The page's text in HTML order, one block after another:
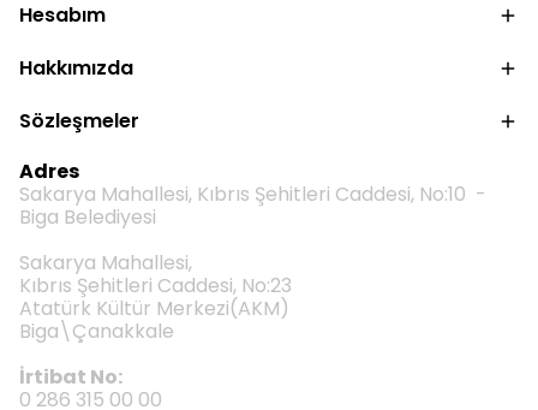
Hesabım
Hakkımızda
Sözleşmeler
Adres
Sakarya Mahallesi, Kıbrıs Şehitleri Caddesi, No:10 -
Biga Belediyesi
Sakarya Mahallesi,
Kıbrıs Şehitleri Caddesi, No:23
Atatürk Kültür Merkezi(AKM)
Biga\Çanakkale
İrtibat No:
0 286 315 00 00